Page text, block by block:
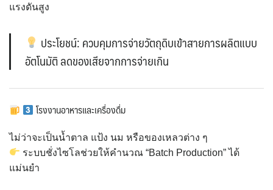
แรงดันสูง
ประโยชน์: ควบคุมการจ่ายวัตถุดิบเข้าสายการผลิตแบบ
อัตโนมัติ ลดของเสียจากการจ่ายเกิน
โรงงานอาหารและเครื่องดื่ม
ไม่ว่าจะเป็นน้ำตาล แป้ง นม หรือของเหลวต่าง ๆ
ระบบชั่งไซโลช่วยให้คำนวณ “Batch Production” ได้
แม่นยำ